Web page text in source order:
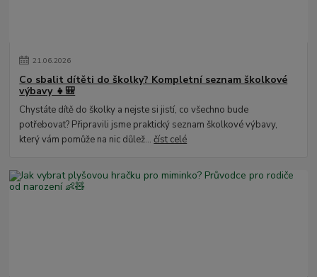
21.06.2026
Co sbalit dítěti do školky? Kompletní seznam školkové
výbavy 👧🎒
Chystáte dítě do školky a nejste si jistí, co všechno bude
potřebovat? Připravili jsme praktický seznam školkové výbavy,
který vám pomůže na nic důlež...číst celé